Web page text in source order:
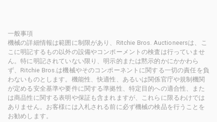
一般事項
機械の詳細情報は範囲に制限があり、Ritchie Bros. Auctioneersは、こ
こに明記するもの以外の設備やコンポーメントの検査は行っていませ
ん。特に明記されていない限り、明示的または黙示的かにかかわら
ず、Ritchie Bros.は機械やそのコンポーネントに関する一切の責任を負
わないものとします。機能性、快適性、あるいは関係官庁や規制機関
が定める安全基準や要件に関する準拠性、特定目的への適合性、また
は商品性に関する表明や保証も含まれますが、これらに限るわけでは
ありません。お客様には入札される前に必ず機械の検品を行うことを
お勧めします。